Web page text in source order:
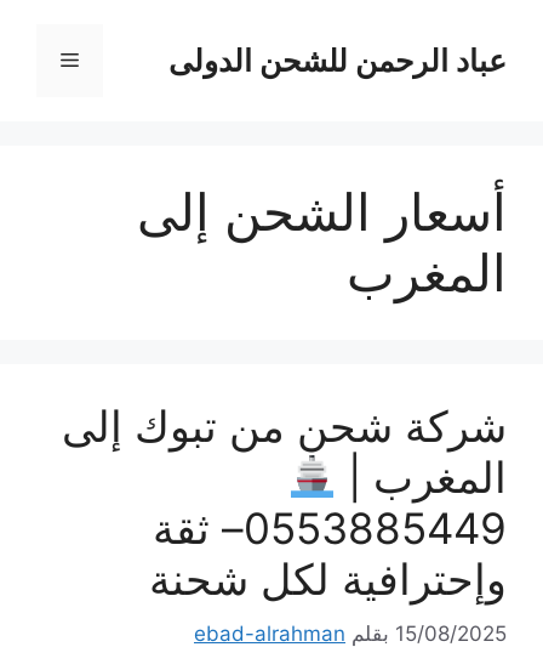
المحتوىعباد الرحمن للشحن الدولى القائمة
أسعار الشحن إلى
المغرب
شركة شحن من تبوك إلى
المغرب |
0553885449– ثقة
وإحترافية لكل شحنة
15/08/2025 بقلم ebad-alrahman